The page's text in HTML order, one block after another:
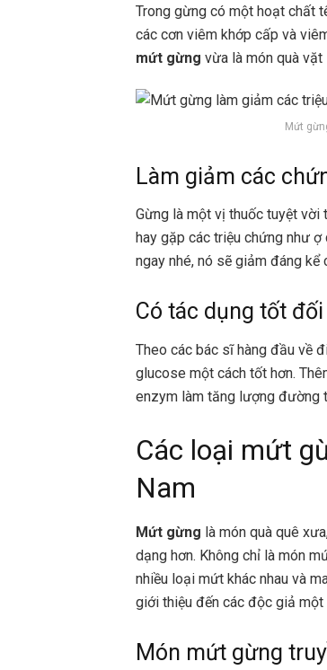
Trong gừng có một hoạt chất
các cơn viêm khớp cấp và
mứt gừng vừa là món quà
Mứt
Làm giảm các
Gừng là một vị thuốc tuyệt vời
hay gặp các triệu chứng như
ngay nhé, nó sẽ giảm đáng
Có tác dụng tốt
Theo các bác sĩ hàng đầu về
glucose một cách tốt hơn.
enzym làm tăng lượng đường
Các loại mứt
Nam
Mứt gừng là món quà quê
dạng hơn. Không chỉ là món
nhiều loại mứt khác nhau và
giới thiệu đến các độc giả
Món mứt gừng